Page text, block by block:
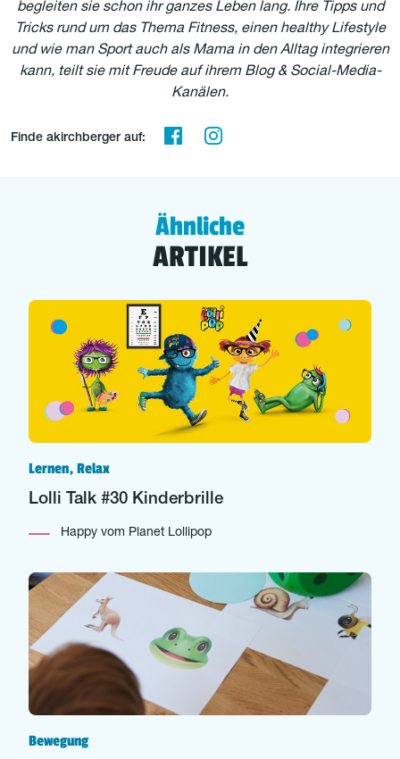
begleiten sie schon ihr ganzes Leben lang. Ihre Tipps und
Tricks rund um das Thema Fitness, einen healthy Lifestyle
und wie man Sport auch als Mama in den Alltag integrieren
kann, teilt sie mit Freude auf ihrem Blog & Social-Media-
Kanälen.
Finde akirchberger auf:
Ähnliche
ARTIKEL
Lernen, Relax
Lolli Talk #30 Kinderbrille
Happy vom Planet Lollipop
Bewegung